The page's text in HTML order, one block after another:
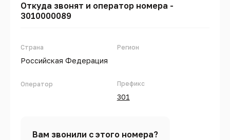
Откуда звонят и оператор номера -
3010000089
Страна
Российская Федерация
Оператор
Регион
Префикс
301
Вам звонили с этого номера?